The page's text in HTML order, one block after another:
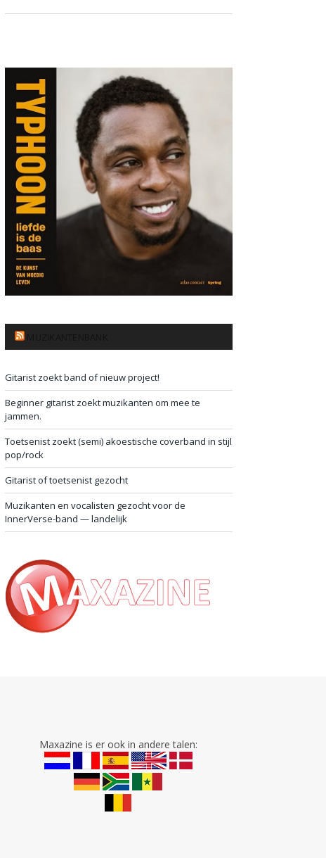
Gitarist zoekt band of nieuw project!
Beginner gitarist zoekt muzikanten om mee te
jammen.
Toetsenist zoekt (semi) akoestische coverband in stijl
pop/rock
Gitarist of toetsenist gezocht
Muzikanten en vocalisten gezocht voor de
InnerVerse-band — landelijk
Maxazine is er ook in andere talen: